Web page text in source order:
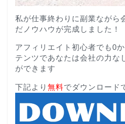
私が仕事終わりに副業ながら
だノウハウが完成しました！
アフィリエイト初心者でも0
テンツであなたは会社の力な
ができます
下記より 無料でダウンロード